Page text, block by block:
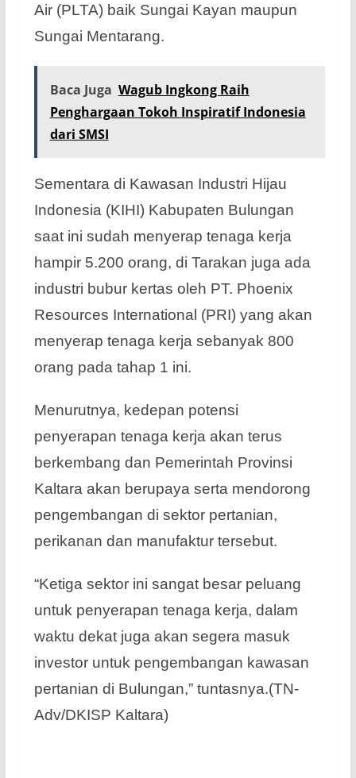
Air (PLTA) baik Sungai Kayan maupun
Sungai Mentarang.
Baca Juga Wagub Ingkong Raih
Penghargaan Tokoh Inspiratif Indonesia
dari SMSI
Sementara di Kawasan Industri Hijau
Indonesia (KIHI) Kabupaten Bulungan
saat ini sudah menyerap tenaga kerja
hampir 5.200 orang, di Tarakan juga ada
industri bubur kertas oleh PT. Phoenix
Resources International (PRI) yang akan
menyerap tenaga kerja sebanyak 800
orang pada tahap 1 ini.
Menurutnya, kedepan potensi
penyerapan tenaga kerja akan terus
berkembang dan Pemerintah Provinsi
Kaltara akan berupaya serta mendorong
pengembangan di sektor pertanian,
perikanan dan manufaktur tersebut.
“Ketiga sektor ini sangat besar peluang
untuk penyerapan tenaga kerja, dalam
waktu dekat juga akan segera masuk
investor untuk pengembangan kawasan
pertanian di Bulungan,” tuntasnya.(TN-
Adv/DKISP Kaltara)